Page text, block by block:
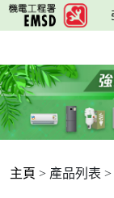
跳
至
要
內
容
主頁 > 產品列表 >